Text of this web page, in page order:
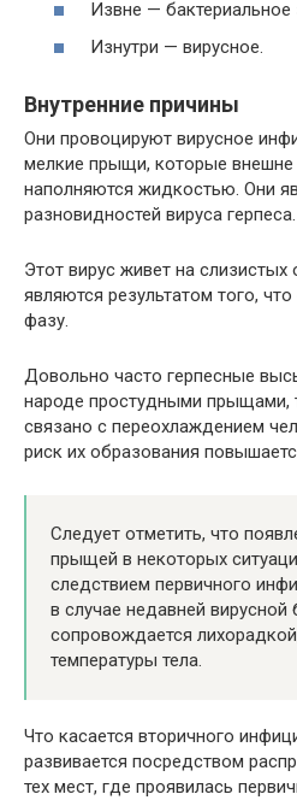
Извне — бактериальное
Изнутри — вирусное.
Внутренние причины
Они провоцируют вирусное
мелкие прыщи, которые
наполняются жидкостью. Они
разновидностей вируса герпеса.
Этот вирус живет на
являются результатом того,
фазу.
Довольно часто герпесные
народе простудными прыщами,
связано с переохлаждением
риск их образования
Следует отметить, что
прыщей в некоторых
следствием первичного
в случае недавней вирусной
сопровождается
температуры тела.
Что касается вторичного
развивается посредством
тех мест, где проявилась